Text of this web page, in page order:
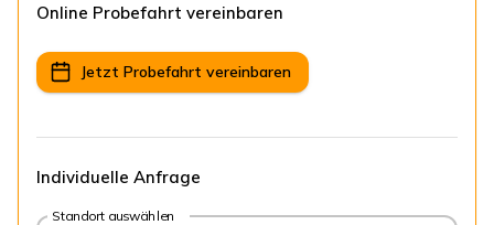
Online Probefahrt vereinbaren
Jetzt Probefahrt vereinbaren
Individuelle Anfrage
Standort auswählen